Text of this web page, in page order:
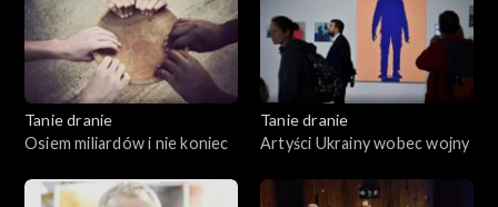
Tanie dranie
Osiem miliardów i nie koniec
Tanie dranie
Artyści Ukrainy wobec wojny